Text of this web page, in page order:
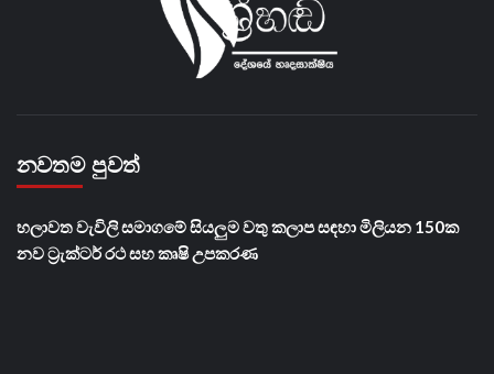
නවතම පුවත්
හලාවත වැවිලි සමාගමේ සියලුම වතු කලාප සඳහා මිලියන 150ක
නව ට්‍රැක්ටර් රථ සහ කෘෂි උපකරණ